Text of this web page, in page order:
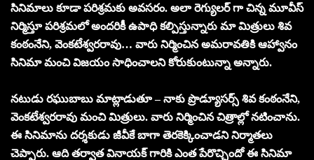
సినిమాలు కూడా పరిశ్రమకు అవసరం. అలా రెగ్యులర్ గా చిన్న మూవీస్
నిర్మిస్తూ పరిశ్రమలో అందరికీ ఉపాధి కల్పిస్తున్నారు మా మిత్రులు శివ
కంఠంనేని, వెంకటేశ్వరరావు… వారు నిర్మించిన అమరావతికి ఆహ్వానం
సినిమా మంచి విజయం సాధించాలని కోరుకుంటున్నా అన్నారు.
నటుడు రఘుబాబు మాట్లాడుతూ – నాకు ప్రొడ్యూసర్స్ శివ కంఠంనేని,
వెంకటేశ్వరరావు మంచి మిత్రులు. వారు నిర్మించిన చిత్రాల్లో నటించాను.
ఈ సినిమాను దర్శకుడు జీవీకే బాగా తెరకెక్కించాడని నిర్మాతలు
చెప్పారు. ఆది తర్వాత వినాయక్ గారికి ఎంత పేరొచ్చిందో ఈ సినిమా